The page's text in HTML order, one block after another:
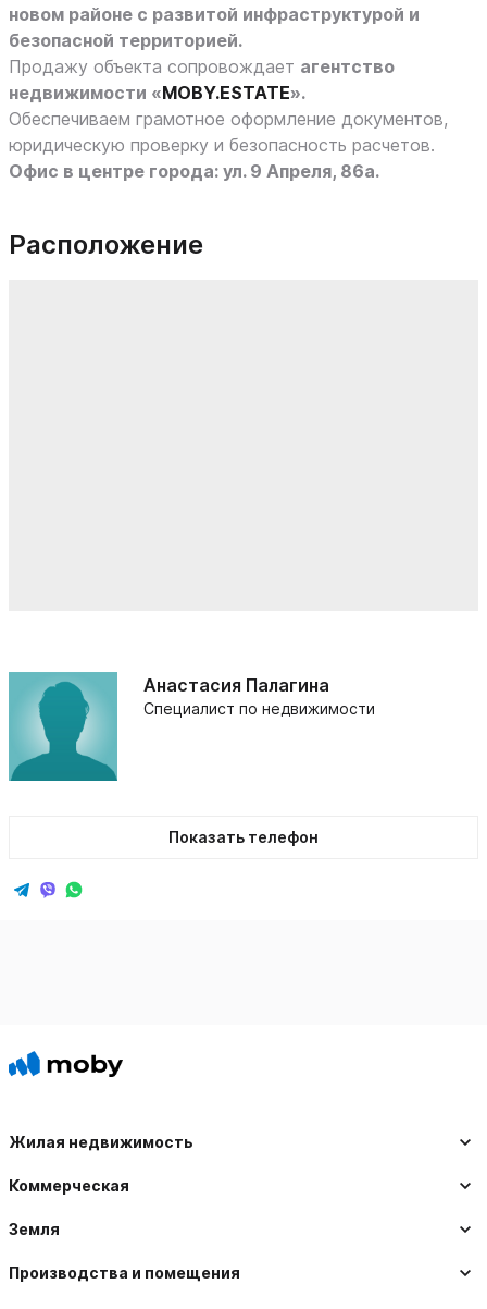
новом районе с развитой инфраструктурой и
безопасной территорией.
Продажу объекта сопровождает агентство
недвижимости «MOBY.ESTATE».
Обеспечиваем грамотное оформление документов,
юридическую проверку и безопасность расчетов.
Офис в центре города: ул. 9 Апреля, 86а.
Расположение
Анастасия Палагина
Специалист по недвижимости
Показать телефон
Жилая недвижимость
Коммерческая
Земля
Производства и помещения